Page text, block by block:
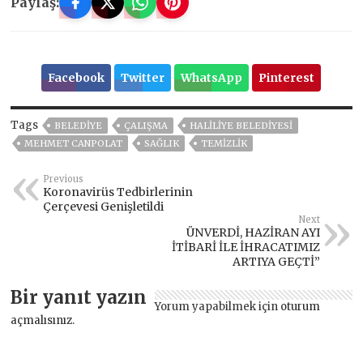
Facebook Twitter WhatsApp Pinterest
Tags BELEDİYE ÇALIŞMA
HALİLİYE BELEDİYESİ
MEHMET CANPOLAT
SAĞLIK TEMIZLIK
Previous
Koronavirüs Tedbirlerinin
Çerçevesi Genişletildi
Next
ÜNVERDİ, HAZİRAN AYI
İTİBARİ İLE İHRACATIMIZ
ARTIYA GEÇTİ”
Bir yanıt yazın Yorum yapabilmek için oturum
açmalısınız.